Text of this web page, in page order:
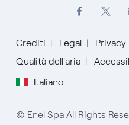
Crediti Legal Privacy
Qualità dell'aria
Italiano
English
Español
Italiano
© Enel Spa All Rights